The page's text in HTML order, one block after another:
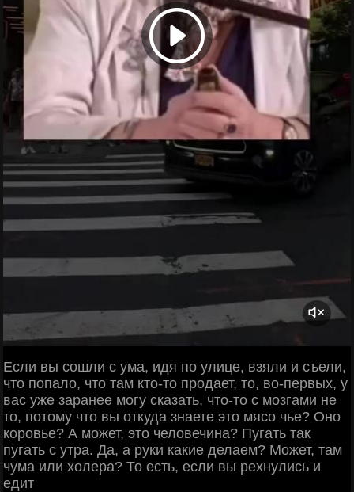
Если вы сошли с ума, идя по улице, взяли и съели,
что попало, что там кто-то продает, то, во-первых, у
вас уже заранее могу сказать, что-то с мозгами не
то, потому что вы откуда знаете это мясо чье? Оно
коровье? А может, это человечина? Пугать так
пугать с утра. Да, а руки какие делаем? Может, там
чума или холера? То есть, если вы рехнулись и
едит